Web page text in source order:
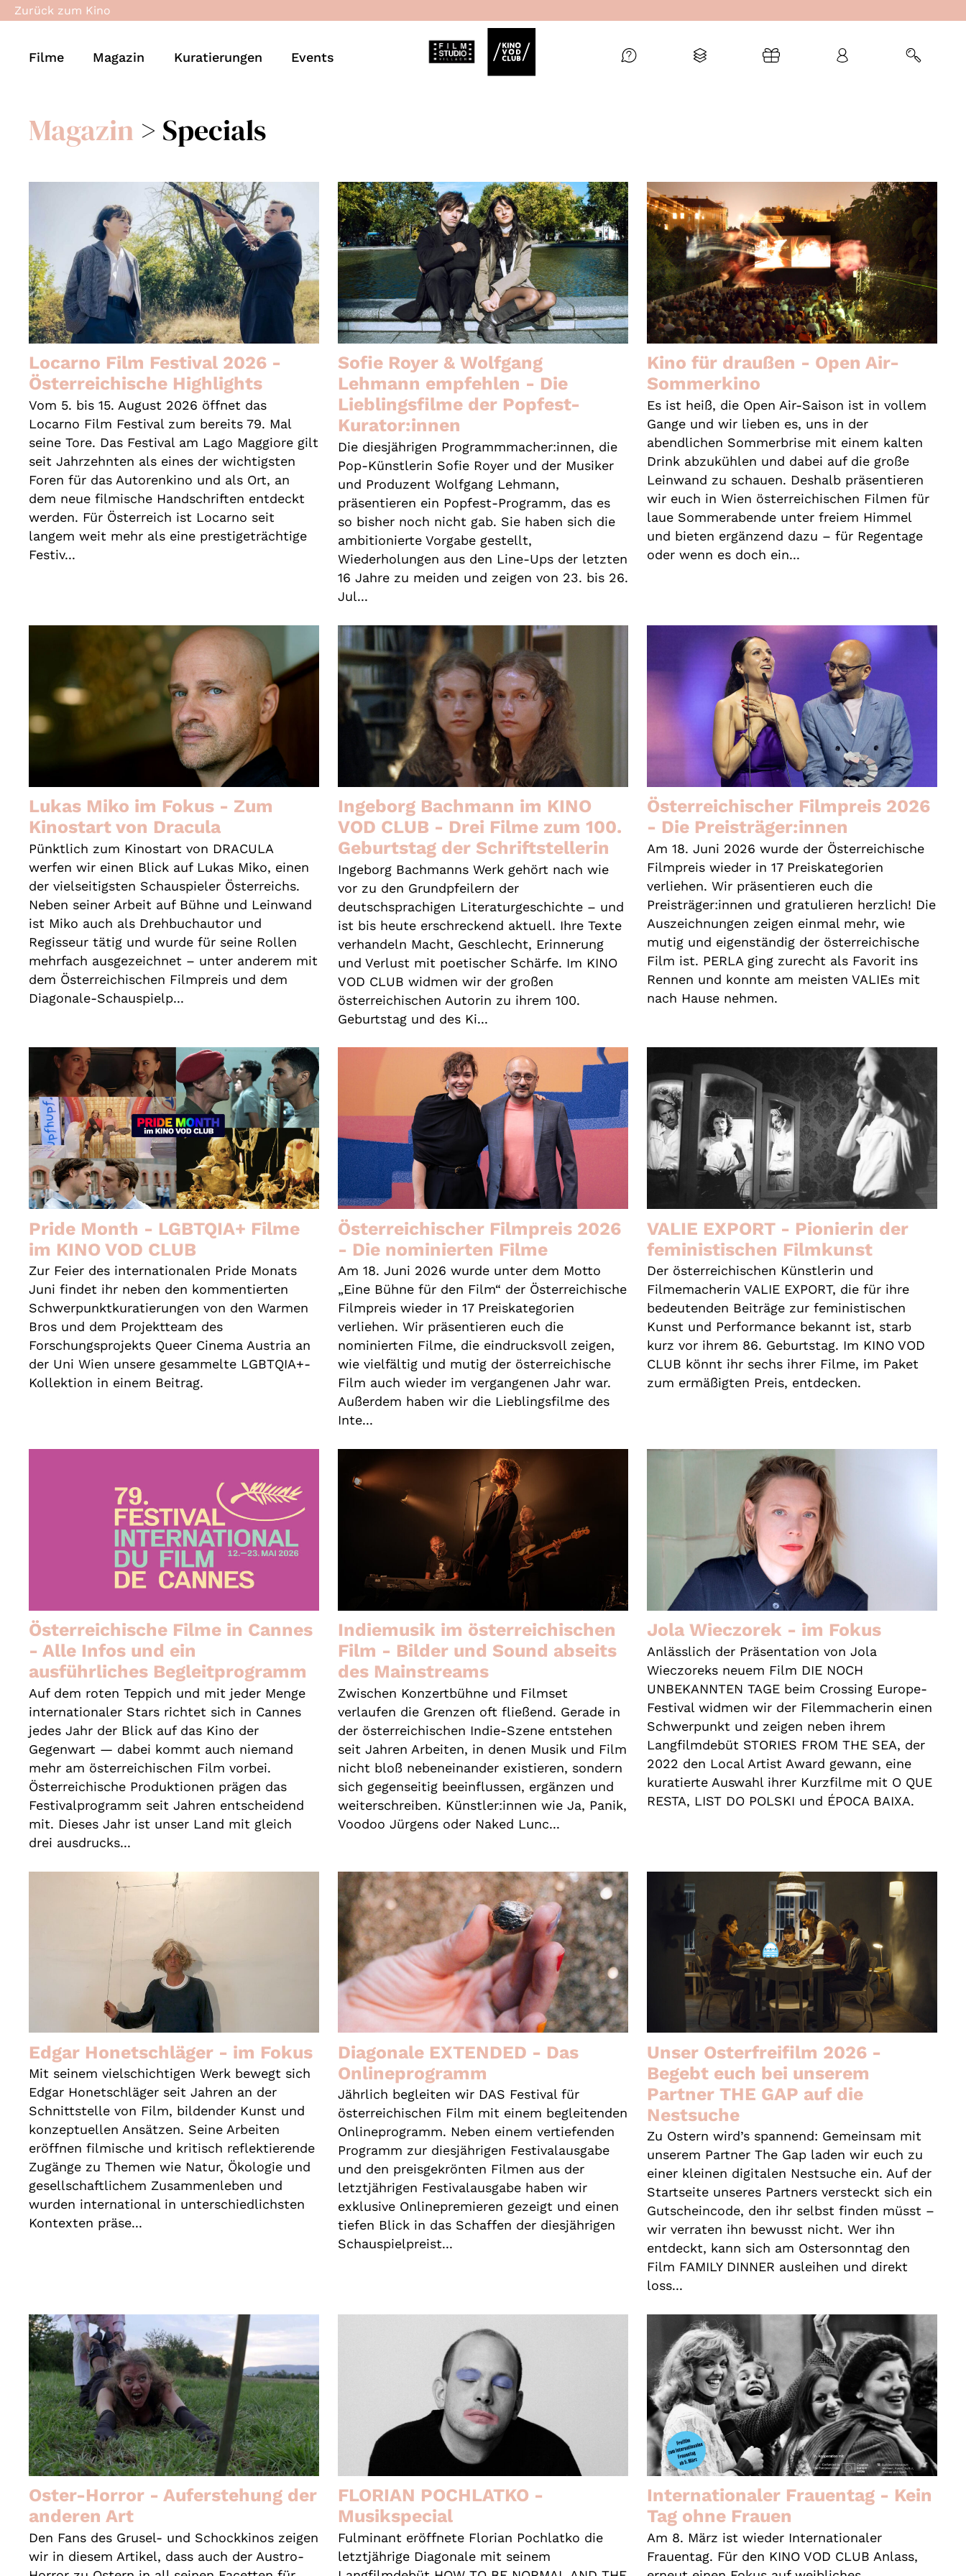
Events
So geht’s
Filmpakete
Gutscheine
& Filmpässe
Account
Suche
Zurück zum Kino
Filme Magazin Kuratierungen Events
Magazin > Specials
Locarno Film Festival 2026 -
Österreichische Highlights
Vom 5. bis 15. August 2026 öffnet das
Locarno Film Festival zum bereits 79. Mal
seine Tore. Das Festival am Lago Maggiore gilt
seit Jahrzehnten als eines der wichtigsten
Foren für das Autorenkino und als Ort, an
dem neue filmische Handschriften entdeckt
werden. Für Österreich ist Locarno seit
langem weit mehr als eine prestigeträchtige
Festiv...
Sofie Royer & Wolfgang
Lehmann empfehlen - Die
Lieblingsfilme der Popfest-
Kurator:innen
Die diesjährigen Programmmacher:innen, die
Pop-Künstlerin Sofie Royer und der Musiker
und Produzent Wolfgang Lehmann,
präsentieren ein Popfest-Programm, das es
so bisher noch nicht gab. Sie haben sich die
ambitionierte Vorgabe gestellt,
Wiederholungen aus den Line-Ups der letzten
16 Jahre zu meiden und zeigen von 23. bis 26.
Jul...
Kino für draußen - Open Air-
Sommerkino
Es ist heiß, die Open Air-Saison ist in vollem
Gange und wir lieben es, uns in der
abendlichen Sommerbrise mit einem kalten
Drink abzukühlen und dabei auf die große
Leinwand zu schauen. Deshalb präsentieren
wir euch in Wien österreichischen Filmen für
laue Sommerabende unter freiem Himmel
und bieten ergänzend dazu – für Regentage
oder wenn es doch ein...
Lukas Miko im Fokus - Zum
Kinostart von Dracula
Pünktlich zum Kinostart von DRACULA
werfen wir einen Blick auf Lukas Miko, einen
der vielseitigsten Schauspieler Österreichs.
Neben seiner Arbeit auf Bühne und Leinwand
ist Miko auch als Drehbuchautor und
Regisseur tätig und wurde für seine Rollen
mehrfach ausgezeichnet – unter anderem mit
dem Österreichischen Filmpreis und dem
Diagonale-Schauspielp...
Ingeborg Bachmann im KINO
VOD CLUB - Drei Filme zum 100.
Geburtstag der Schriftstellerin
Ingeborg Bachmanns Werk gehört nach wie
vor zu den Grundpfeilern der
deutschsprachigen Literaturgeschichte – und
ist bis heute erschreckend aktuell. Ihre Texte
verhandeln Macht, Geschlecht, Erinnerung
und Verlust mit poetischer Schärfe. Im KINO
VOD CLUB widmen wir der großen
österreichischen Autorin zu ihrem 100.
Geburtstag und des Ki...
Österreichischer Filmpreis 2026
- Die Preisträger:innen
Am 18. Juni 2026 wurde der Österreichische
Filmpreis wieder in 17 Preiskategorien
verliehen. Wir präsentieren euch die
Preisträger:innen und gratulieren herzlich! Die
Auszeichnungen zeigen einmal mehr, wie
mutig und eigenständig der österreichische
Film ist. PERLA ging zurecht als Favorit ins
Rennen und konnte am meisten VALIEs mit
nach Hause nehmen.
Pride Month - LGBTQIA+ Filme
im KINO VOD CLUB
Zur Feier des internationalen Pride Monats
Juni findet ihr neben den kommentierten
Schwerpunktkuratierungen von den Warmen
Bros und dem Projektteam des
Forschungsprojekts Queer Cinema Austria an
der Uni Wien unsere gesammelte LGBTQIA+-
Kollektion in einem Beitrag.
Österreichischer Filmpreis 2026
- Die nominierten Filme
Am 18. Juni 2026 wurde unter dem Motto
„Eine Bühne für den Film“ der Österreichische
Filmpreis wieder in 17 Preiskategorien
verliehen. Wir präsentieren euch die
nominierten Filme, die eindrucksvoll zeigen,
wie vielfältig und mutig der österreichische
Film auch wieder im vergangenen Jahr war.
Außerdem haben wir die Lieblingsfilme des
Inte...
VALIE EXPORT - Pionierin der
feministischen Filmkunst
Der österreichischen Künstlerin und
Filmemacherin VALIE EXPORT, die für ihre
bedeutenden Beiträge zur feministischen
Kunst und Performance bekannt ist, starb
kurz vor ihrem 86. Geburtstag. Im KINO VOD
CLUB könnt ihr sechs ihrer Filme, im Paket
zum ermäßigten Preis, entdecken.
Österreichische Filme in Cannes
- Alle Infos und ein
ausführliches Begleitprogramm
Auf dem roten Teppich und mit jeder Menge
internationaler Stars richtet sich in Cannes
jedes Jahr der Blick auf das Kino der
Gegenwart — dabei kommt auch niemand
mehr am österreichischen Film vorbei.
Österreichische Produktionen prägen das
Festivalprogramm seit Jahren entscheidend
mit. Dieses Jahr ist unser Land mit gleich
drei ausdrucks...
Indiemusik im österreichischen
Film - Bilder und Sound abseits
des Mainstreams
Zwischen Konzertbühne und Filmset
verlaufen die Grenzen oft fließend. Gerade in
der österreichischen Indie-Szene entstehen
seit Jahren Arbeiten, in denen Musik und Film
nicht bloß nebeneinander existieren, sondern
sich gegenseitig beeinflussen, ergänzen und
weiterschreiben. Künstler:innen wie Ja, Panik,
Voodoo Jürgens oder Naked Lunc...
Jola Wieczorek - im Fokus
Anlässlich der Präsentation von Jola
Wieczoreks neuem Film DIE NOCH
UNBEKANNTEN TAGE beim Crossing Europe-
Festival widmen wir der Filemmacherin einen
Schwerpunkt und zeigen neben ihrem
Langfilmdebüt STORIES FROM THE SEA, der
2022 den Local Artist Award gewann, eine
kuratierte Auswahl ihrer Kurzfilme mit O QUE
RESTA, LIST DO POLSKI und ÉPOCA BAIXA.
Edgar Honetschläger - im Fokus
Mit seinem vielschichtigen Werk bewegt sich
Edgar Honetschläger seit Jahren an der
Schnittstelle von Film, bildender Kunst und
konzeptuellen Ansätzen. Seine Arbeiten
eröffnen filmische und kritisch reflektierende
Zugänge zu Themen wie Natur, Ökologie und
gesellschaftlichem Zusammenleben und
wurden international in unterschiedlichsten
Kontexten präse...
Diagonale EXTENDED - Das
Onlineprogramm
Jährlich begleiten wir DAS Festival für
österreichischen Film mit einem begleitenden
Onlineprogramm. Neben einem vertiefenden
Programm zur diesjährigen Festivalausgabe
und den preisgekrönten Filmen aus der
letztjährigen Festivalausgabe haben wir
exklusive Onlinepremieren gezeigt und einen
tiefen Blick in das Schaffen der diesjährigen
Schauspielpreist...
Unser Osterfreifilm 2026 -
Begebt euch bei unserem
Partner THE GAP auf die
Nestsuche
Zu Ostern wird’s spannend: Gemeinsam mit
unserem Partner The Gap laden wir euch zu
einer kleinen digitalen Nestsuche ein. Auf der
Startseite unseres Partners versteckt sich ein
Gutscheincode, den ihr selbst finden müsst –
wir verraten ihn bewusst nicht. Wer ihn
entdeckt, kann sich am Ostersonntag den
Film FAMILY DINNER ausleihen und direkt
loss...
Oster-Horror - Auferstehung der
anderen Art
Den Fans des Grusel- und Schockkinos zeigen
wir in diesem Artikel, dass auch der Austro-
FLORIAN POCHLATKO -
Musikspecial
Fulminant eröffnete Florian Pochlatko die
letztjährige Diagonale mit seinem
Internationaler Frauentag - Kein
Tag ohne Frauen
Am 8. März ist wieder Internationaler
Frauentag. Für den KINO VOD CLUB Anlass,